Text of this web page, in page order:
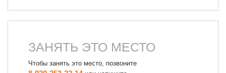
ЗАНЯТЬ ЭТО МЕСТО
Чтобы занять это место, позвоните